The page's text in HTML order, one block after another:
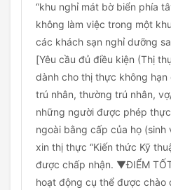
“khu nghỉ mát bờ biển phía
không làm việc trong một
các khách sạn nghỉ dưỡng
[Yêu cầu đủ điều kiện (Thị
dành cho thị thực không
trú nhân, thường trú nhân,
những người được phép
ngoài bằng cấp của họ
xin thị thực “Kiến thức Kỹ
được chấp nhận. ▼ĐIỂM
hoạt động cụ thể được